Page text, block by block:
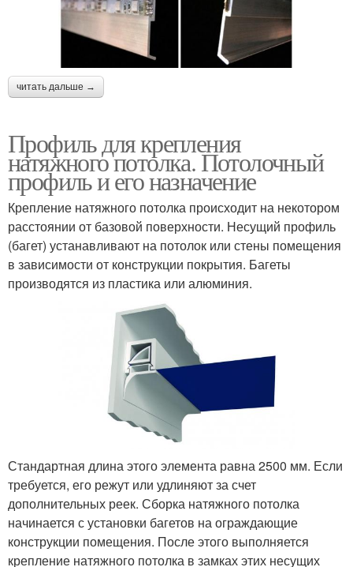
читать дальше →
Профиль для крепления
натяжного потолка. Потолочный
профиль и его назначение
Крепление натяжного потолка происходит на некотором
расстоянии от базовой поверхности. Несущий профиль
(багет) устанавливают на потолок или стены помещения
в зависимости от конструкции покрытия. Багеты
производятся из пластика или алюминия.
Стандартная длина этого элемента равна 2500 мм. Если
требуется, его режут или удлиняют за счет
дополнительных реек. Сборка натяжного потолка
начинается с установки багетов на ограждающие
конструкции помещения. После этого выполняется
крепление натяжного потолка в замках этих несущих